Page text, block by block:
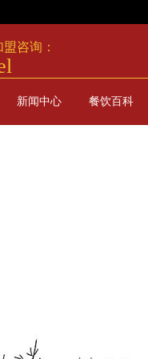
盟咨询：
新闻中心 餐饮百科